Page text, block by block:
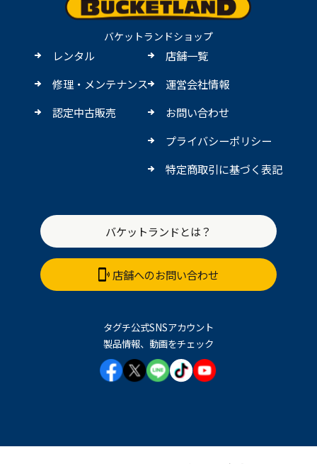
バケットランドショップ
レンタル
修理・メンテナンス
認定中古販売
店舗一覧
運営会社情報
お問い合わせ
プライバシーポリシー
特定商取引に基づく表記
バケットランドとは？
店舗へのお問い合わせ
タグチ公式SNSアカウント
製品情報、動画をチェック